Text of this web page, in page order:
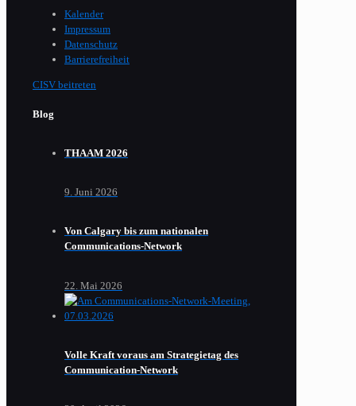
Kalender
Impressum
Datenschutz
Barrierefreiheit
CISV beitreten
Blog
THAAM 2026
9. Juni 2026
Von Calgary bis zum nationalen
Communications-Network
22. Mai 2026
Volle Kraft voraus am Strategietag des
Communication-Network